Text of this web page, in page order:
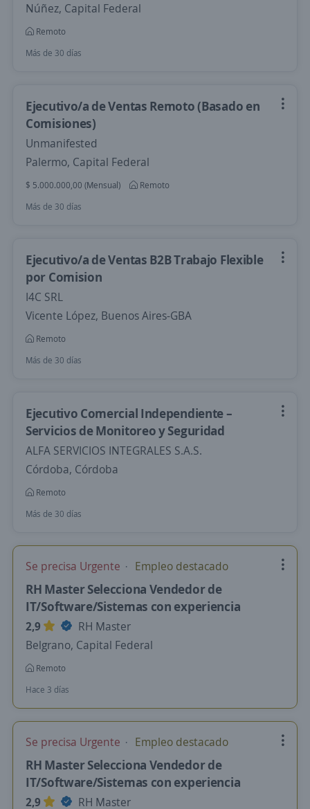
Núñez, Capital Federal
Remoto
Más de 30 días
Ejecutivo/a de Ventas Remoto (Basado en
Comisiones)
Unmanifested
Palermo, Capital Federal
$ 5.000.000,00 (Mensual)
Remoto
Más de 30 días
Ejecutivo/a de Ventas B2B Trabajo Flexible
por Comision
I4C SRL
Vicente López, Buenos Aires-GBA
Remoto
Más de 30 días
Ejecutivo Comercial Independiente –
Servicios de Monitoreo y Seguridad
ALFA SERVICIOS INTEGRALES S.A.S.
Córdoba, Córdoba
Remoto
Más de 30 días
Se precisa Urgente Empleo destacado
RH Master Selecciona Vendedor de
IT/Software/Sistemas con experiencia
2,9
RH Master
Belgrano, Capital Federal
Remoto
Hace 3 días
Se precisa Urgente Empleo destacado
RH Master Selecciona Vendedor de
IT/Software/Sistemas con experiencia
2,9 RH Master